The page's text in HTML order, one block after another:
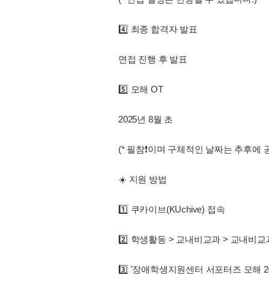
4️⃣ 최종 합격자 발표
면접 진행 후 발표
5️⃣ 모해 OT
2025년 8월 초
(* 필참❗️이며 구체적인 날짜는 추후에
☀️ 지원 방법
1️⃣ 쿠카이브(KUchive) 접속
2️⃣ 학생활동 > 교내비교과 > 교내비교
3️⃣ '장애학생지원센터 서포터즈 모해